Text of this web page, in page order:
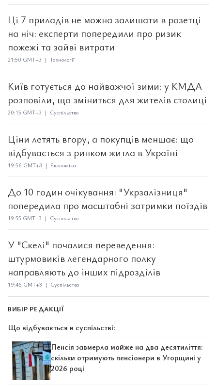
Ці 7 приладів не можна залишати в розетці
на ніч: експерти попередили про ризик
пожежі та зайві витрати
21:50 GMT+3 | Технології
Київ готується до найважчої зими: у КМДА
розповіли, що зміниться для жителів столиці
20:15 GMT+3 | Суспільство
Ціни летять вгору, а покупців меншає: що
відбувається з ринком житла в Україні
19:56 GMT+3 | Економіка
До 10 годин очікування: "Укрзалізниця"
попередила про масштабні затримки поїздів
19:55 GMT+3 | Суспільство
У "Скелі" почалися переведення:
штурмовиків легендарного полку
направляють до інших підрозділів
19:45 GMT+3 | Суспільство
ВИБІР РЕДАКЦІЇ
Що відбувається в суспільстві:
Пенсія завмерла майже на два десятиліття:
скільки отримують пенсіонери в Угорщині у
2026 році